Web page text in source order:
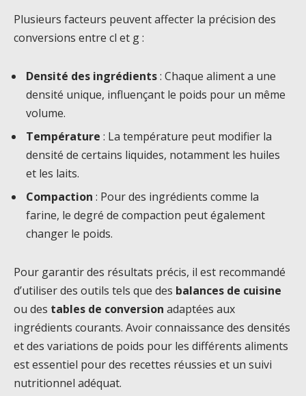
Plusieurs facteurs peuvent affecter la précision des
conversions entre cl et g :
Densité des ingrédients: Chaque aliment a une
densité unique, influençant le poids pour un même
volume.
Température : La température peut modifier la
densité de certains liquides, notamment les huiles
et les laits.
Compaction : Pour des ingrédients comme la
farine, le degré de compaction peut également
changer le poids.
Pour garantir des résultats précis, il est recommandé
d’utiliser des outils tels que des balances de cuisine
ou des tables de conversion adaptées aux
ingrédients courants. Avoir connaissance des densités
et des variations de poids pour les différents aliments
est essentiel pour des recettes réussies et un suivi
nutritionnel adéquat.